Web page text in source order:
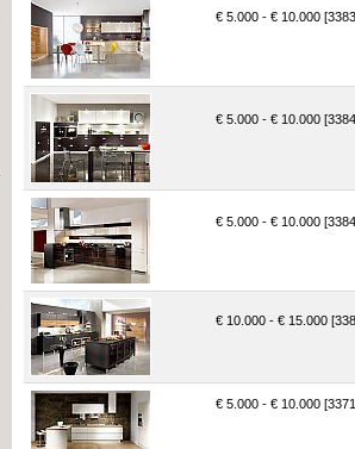
€ 5.000 - € 10.000
€ 5.000 - € 10.000
€ 5.000 - € 10.000
€ 10.000 - € 15.000
€ 5.000 - € 10.000